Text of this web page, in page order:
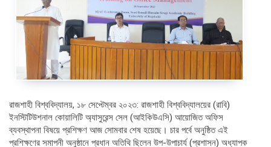
রাজশাহী বিশ্ববিদ্যালয়, ১৮ সেপ্টেম্বর ২০২৩: রাজশাহী বিশ্ববিদ্যালয়ের (রাবি)
ইনস্টিটিউশনাল কোয়ালিটি অ্যাসুরেন্স সেল (আইকিউএসি) আয়োজিত অফিস
ব্যবস্থাপনা বিষয়ে প্রশিক্ষণ আজ সোমবার শেষ হয়েছে। চার পর্বে অনুষ্ঠিত এই
প্রশিক্ষণের সমাপনী অনুষ্ঠানে প্রধান অতিথি ছিলেন উপ-উপাচার্য (প্রশাসন) অধ্যাপক